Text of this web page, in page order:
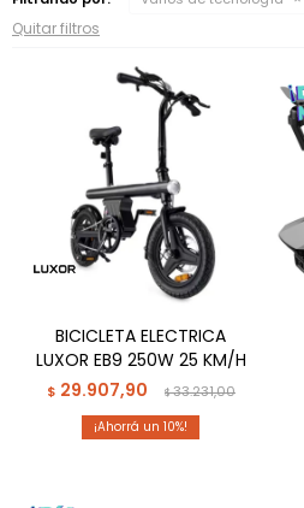
Quitar filtros
BICICLETA ELECTRICA
LUXOR EB9 250W 25 KM/H
$ 29.907,90 $33.231,00
10